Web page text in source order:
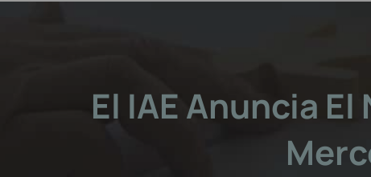
El IAE Anuncia